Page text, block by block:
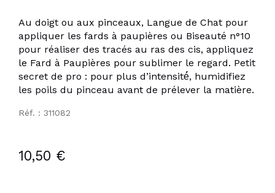
Au doigt ou aux pinceaux, Langue de Chat pour
appliquer les fards à paupières ou Biseauté n°10
pour réaliser des tracés au ras des cis, appliquez
le Fard à Paupières pour sublimer le regard. Petit
secret de pro : pour plus d’intensité́, humidifiez
les poils du pinceau avant de prélever la matière.
Réf. : 311082
10,50 €